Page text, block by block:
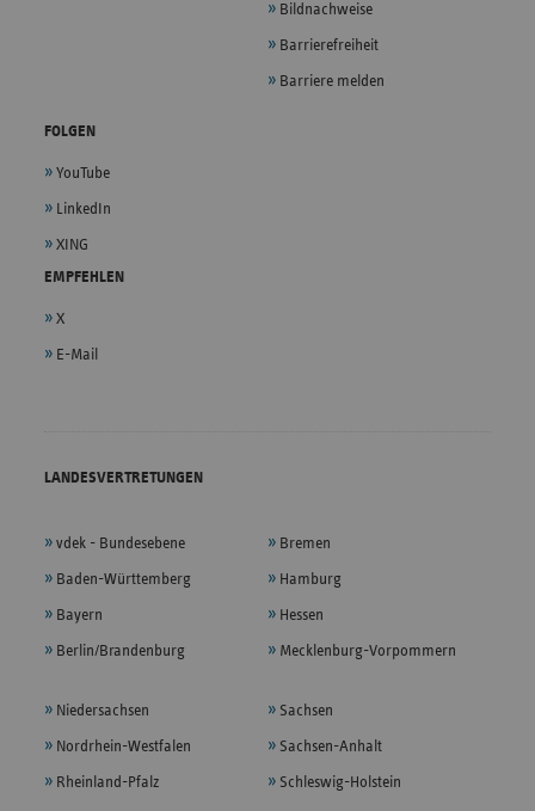
Bildnachweise
Barrierefreiheit
Barriere melden
FOLGEN
YouTube
LinkedIn
XING
EMPFEHLEN
X
E-Mail
LANDESVERTRETUNGEN
vdek - Bundesebene
Baden-Württemberg
Bayern
Berlin/Brandenburg
Bremen
Hamburg
Hessen
Mecklenburg-Vorpommern
Niedersachsen
Nordrhein-Westfalen
Rheinland-Pfalz
Sachsen
Sachsen-Anhalt
Schleswig-Holstein